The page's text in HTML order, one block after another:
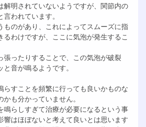
解明されていないようですが、関節内の
われています。
ものがあり、これによってスムーズに指
るわけですが、ここに気泡が発生するこ
張ったりすることで、この気泡が破裂
音が鳴るようです。
らすことを頻繁に行っても良いかものな
も分かっていません。
鳴らしすぎて治療が必要になるという事
響はほぼないと考えて良いとは思います